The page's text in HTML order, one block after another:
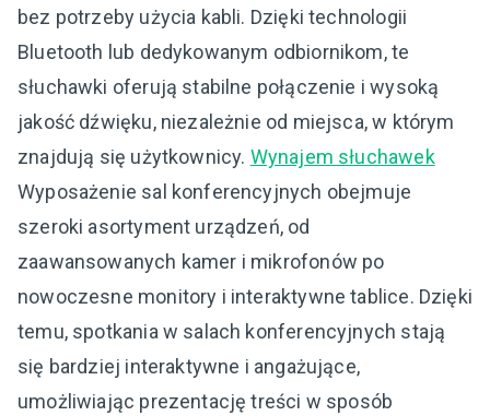
bez potrzeby użycia kabli. Dzięki technologii
Bluetooth lub dedykowanym odbiornikom, te
słuchawki oferują stabilne połączenie i wysoką
jakość dźwięku, niezależnie od miejsca, w którym
znajdują się użytkownicy. Wynajem słuchawek
Wyposażenie sal konferencyjnych obejmuje
szeroki asortyment urządzeń, od
zaawansowanych kamer i mikrofonów po
nowoczesne monitory i interaktywne tablice. Dzięki
temu, spotkania w salach konferencyjnych stają
się bardziej interaktywne i angażujące,
umożliwiając prezentację treści w sposób